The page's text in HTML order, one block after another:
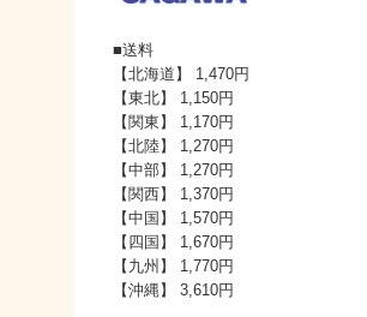
■送料
【北海道】 1,470円
【東北】 1,150円
【関東】 1,170円
【北陸】 1,270円
【中部】 1,270円
【関西】 1,370円
【中国】 1,570円
【四国】 1,670円
【九州】 1,770円
【沖縄】 3,610円